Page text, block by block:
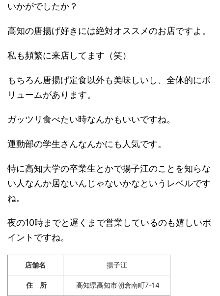
いかがでしたか？
高知の唐揚げ好きには絶対オススメのお店ですよ。
私も頻繁に来店してます（笑）
もちろん唐揚げ定食以外も美味しいし、全体的にボ
リュームがあります。
ガッツリ食べたい時なんかもいいですね。
運動部の学生さんなんかにも人気です。
特に高知大学の卒業生とかで揚子江のことを知らな
い人なんか居ないんじゃないかなというレベルです
ね。
夜の10時までと遅くまで営業しているのも嬉しいポ
イントですね。
店舗名 揚子江
住 所 高知県高知市朝倉南町7-14